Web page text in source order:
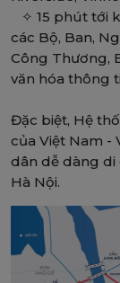
✧ 15 phút tới
các Bộ, Ban,
Công Thương,
văn hóa thông
Đặc biệt, Hệ
của Việt Nam -
dân dễ dàng
Hà Nội.